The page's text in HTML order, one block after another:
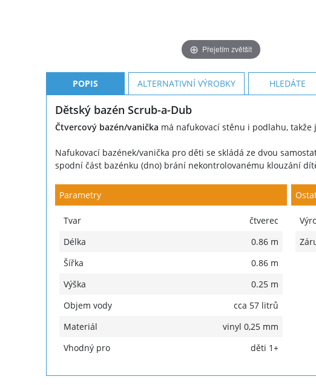
Přejetím zvětšit
POPIS ALTERNATIVNÍ VÝROBKY HLEDÁTE
Dětský bazén Scrub-a-Dub
Čtvercový bazén/vanička má nafukovací stěnu i podlahu,
Nafukovací bazének/vanička pro děti se skládá ze dvou
spodní část bazénku (dno) brání nekontrolovanému klouzání
Parametry
Tvar
čtverec
Délka
0.86 m
Šířka
0.86 m
Výška
0.25 m
Objem vody
cca 57 litrů
Materiál
vinyl 0,25 mm
Vhodný pro
děti 1+